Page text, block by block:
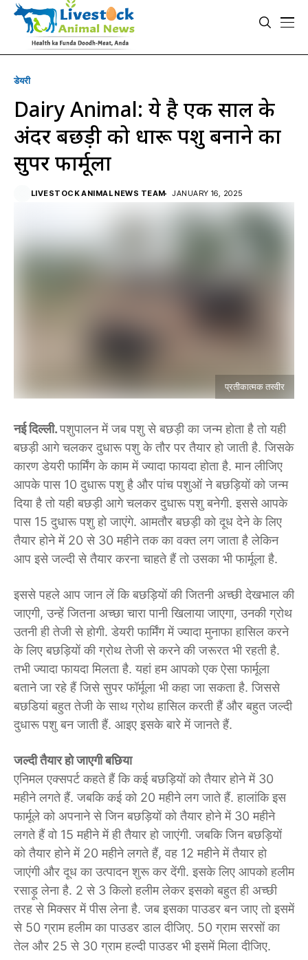
डेयरी
Dairy Animal: ये है एक साल के
अंदर बछड़ी को दुधारू पशु बनाने का
सुपर फार्मूला
LIVESTOCK ANIMAL NEWS TEAM JANUARY 16, 2025
प्रतीकात्मक तस्वीर
नई दिल्ली.पशुपालन में जब पशु से बछड़ी का जन्म होता है तो यही
बछड़ी आगे चलकर दुधारू पशु के तौर पर तैयार हो जाती है. जिसके
कारण डेयरी फार्मिंग के काम में ज्यादा फायदा होता है. मान लीजिए
आपके पास 10 दुधारू पशु है और पांच पशुओं ने बछड़ियों को जन्म
दिया है तो यही बछड़ी आगे चलकर दुधारू पशु बनेगी. इससे आपके
पास 15 दुधारू पशु हो जाएंगे. आमतौर बछड़ी को दूध देने के लिए
तैयार होने में 20 से 30 महीने तक का वक्त लग जाता है लेकिन
आप इसे जल्दी से तैयार करना चाहते हैं तो उसका भी फार्मूला है.
इससे पहले आप जान लें कि बछड़ियों की जितनी अच्छी देखभाल की
जाएगी, उन्हें जितना अच्छा चारा पानी खिलाया जाएगा, उनकी ग्रोथ
उतनी ही तेजी से होगी. डेयरी फार्मिंग में ज्यादा मुनाफा हासिल करने
के लिए बछड़ियों की ग्रोथ तेजी से करने की जरूरत भी रहती है.
तभी ज्यादा फायदा मिलता है. यहां हम आपको एक ऐसा फार्मूला
बताने जा रहे हैं जिसे सुपर फॉर्मूला भी कहा जा सकता है. जिससे
बछडियां बहुत तेजी के साथ ग्रोथ हासिल करती हैं और बहुत जल्दी
दुधारू पशु बन जाती हैं. आइए इसके बारे में जानते हैं.
जल्दी तैयार हो जाएगी बछिया
एनिमल एक्सपर्ट कहते हैं कि कई बछड़ियों को तैयार होने में 30
महीने लगते हैं. जबकि कई को 20 महीने लग जाते हैं. हालांकि इस
फार्मूले को अपनाने से जिन बछड़ियों को तैयार होने में 30 महीने
लगते हैं वो 15 महीने में ही तैयार हो जाएंगी. जबकि जिन बछड़ियों
को तैयार होने में 20 महीने लगते हैं, वह 12 महीने में तैयार हो
जाएंगी और दूध का उत्पादन शुरू कर देंगी. इसके लिए आपको हलीम
रसाड़ू लेना है. 2 से 3 किलो हलीम लेकर इसको बहुत ही अच्छी
तरह से मिक्सर में पीस लेना है. जब इसका पाउडर बन जाए तो इसमें
से 50 ग्राम हलीम का पाउडर डाल दीजिए. 50 ग्राम सरसों का
तेल और 25 से 30 ग्राम हल्दी पाउडर भी इसमें मिला दीजिए.